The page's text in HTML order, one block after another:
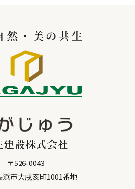
建設株式会社
〒526-0043
浜市大戌亥町1001番地